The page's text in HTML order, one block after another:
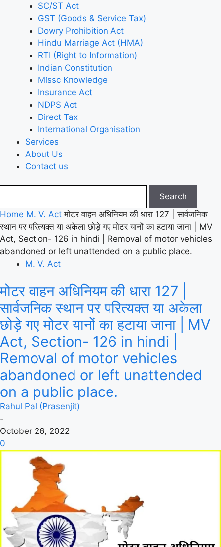
SC/ST Act
GST (Goods & Service Tax)
Dowry Prohibition Act
Hindu Marriage Act (HMA)
RTI (Right to Information)
Indian Constitution
Missc Knowledge
Insurance Act
NDPS Act
Direct Tax
International Organisation
Services
About Us
Contact us
Home M. V. Act मोटर वाहन अधिनियम की धारा 127 | सार्वजनिक
स्थान पर परित्यक्त या अकेला छोड़े गए मोटर यानों का हटाया जाना | MV
Act, Section- 126 in hindi | Removal of motor vehicles
abandoned or left unattended on a public place.
M. V. Act
मोटर वाहन अधिनियम की धारा 127 |
सार्वजनिक स्थान पर परित्यक्त या अकेला
छोड़े गए मोटर यानों का हटाया जाना | MV
Act, Section- 126 in hindi |
Removal of motor vehicles
abandoned or left unattended
on a public place.
Rahul Pal (Prasenjit)
-
October 26, 2022
0